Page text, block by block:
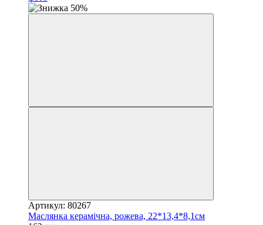
Артикул: 80267
Маслянка керамічна, рожева, 22*13,4*8,1см